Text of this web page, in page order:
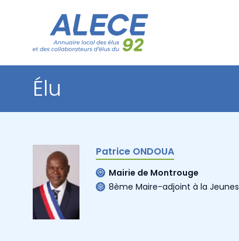
Élu
Patrice ONDOUA
Mairie de Montrouge
8ème Maire-adjoint à la